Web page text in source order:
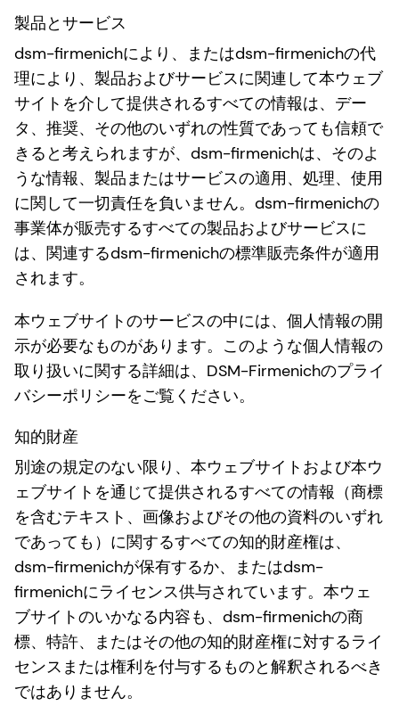
製品とサービス
dsm-firmenichにより、またはdsm-firmenichの代
理により、製品およびサービスに関連して本ウェブ
サイトを介して提供されるすべての情報は、デー
タ、推奨、その他のいずれの性質であっても信頼で
きると考えられますが、dsm-firmenichは、そのよ
うな情報、製品またはサービスの適用、処理、使用
に関して一切責任を負いません。dsm-firmenichの
事業体が販売するすべての製品およびサービスに
は、関連するdsm-firmenichの標準販売条件が適用
されます。
本ウェブサイトのサービスの中には、個人情報の開
示が必要なものがあります。このような個人情報の
取り扱いに関する詳細は、DSM-Firmenichのプライ
バシーポリシーをご覧ください。
知的財産
別途の規定のない限り、本ウェブサイトおよび本ウ
ェブサイトを通じて提供されるすべての情報（商標
を含むテキスト、画像およびその他の資料のいずれ
であっても）に関するすべての知的財産権は、
dsm-firmenichが保有するか、またはdsm-
firmenichにライセンス供与されています。本ウェ
ブサイトのいかなる内容も、dsm-firmenichの商
標、特許、またはその他の知的財産権に対するライ
センスまたは権利を付与するものと解釈されるべき
ではありません。